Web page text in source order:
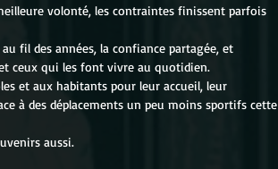
volonté, les contraintes finissent parfois
fil des années, la confiance partagée, et
ceux qui les font vivre au quotidien.
et aux habitants pour leur accueil, leur
à des déplacements un peu moins sportifs cette
aussi.